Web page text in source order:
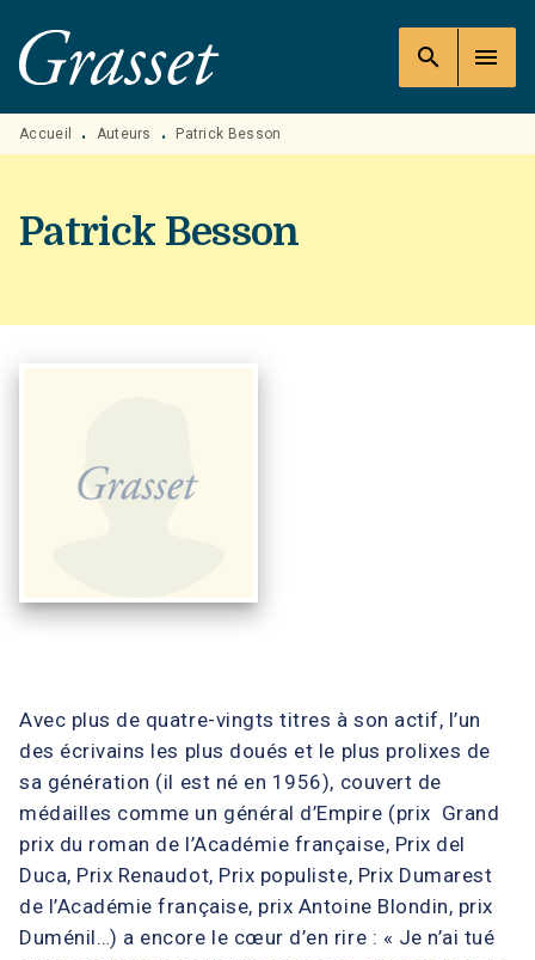
MENU RECHERCHE
PIED DE PAGE
search menu
Accueil • Auteurs • Patrick Besson
Patrick Besson
Avec plus de quatre-vingts titres à son actif, l’un
des écrivains les plus doués et le plus prolixes de
sa génération (il est né en 1956), couvert de
médailles comme un général d’Empire (prix Grand
prix du roman de l’Académie française, Prix del
Duca, Prix Renaudot, Prix populiste, Prix Dumarest
de l’Académie française, prix Antoine Blondin, prix
Duménil…) a encore le cœur d’en rire : « Je n’ai tué